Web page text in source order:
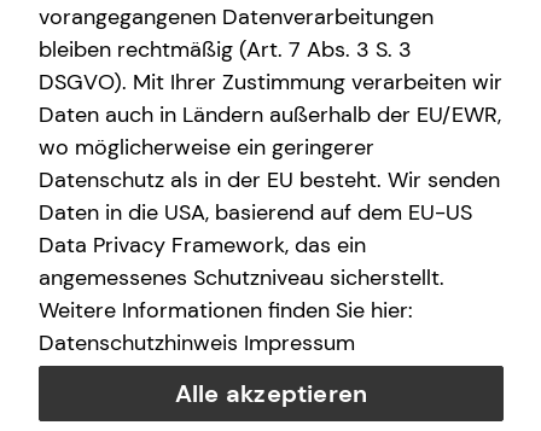
Gegründet wurde die tecis Finanzdienstleistungen AG
bereits 1986 in Hamburg. Heute sind wir mit über 3.900
lizenzierten Finanzberaterinnen und Finanzberatern
deutschlandweit vertreten. Uns verbindet die
Leidenschaft für das, was wir tun. Unsere Mission dabei
ist es, den nachfolgenden Generationen eine bessere
finanzielle Zukunft zu ermöglichen.
Wir arbeiten an über 400 Standorten, sind untereinander
eng vernetzt und von Nord nach Süd und von West nach
Ost mit vielen Teams vertreten.
tecis im Überblick
40 Jahre Erfahrung am Markt
vorangegangenen Datenverarbeitungen
bleiben rechtmäßig (Art. 7 Abs. 3 S. 3
DSGVO). Mit Ihrer Zustimmung verarbeiten wir
Daten auch in Ländern außerhalb der EU/EWR,
wo möglicherweise ein geringerer
Datenschutz als in der EU besteht. Wir senden
Daten in die USA, basierend auf dem EU-US
Data Privacy Framework, das ein
angemessenes Schutzniveau sicherstellt.
Weitere Informationen finden Sie hier:
Datenschutzhinweis Impressum
Alle akzeptieren